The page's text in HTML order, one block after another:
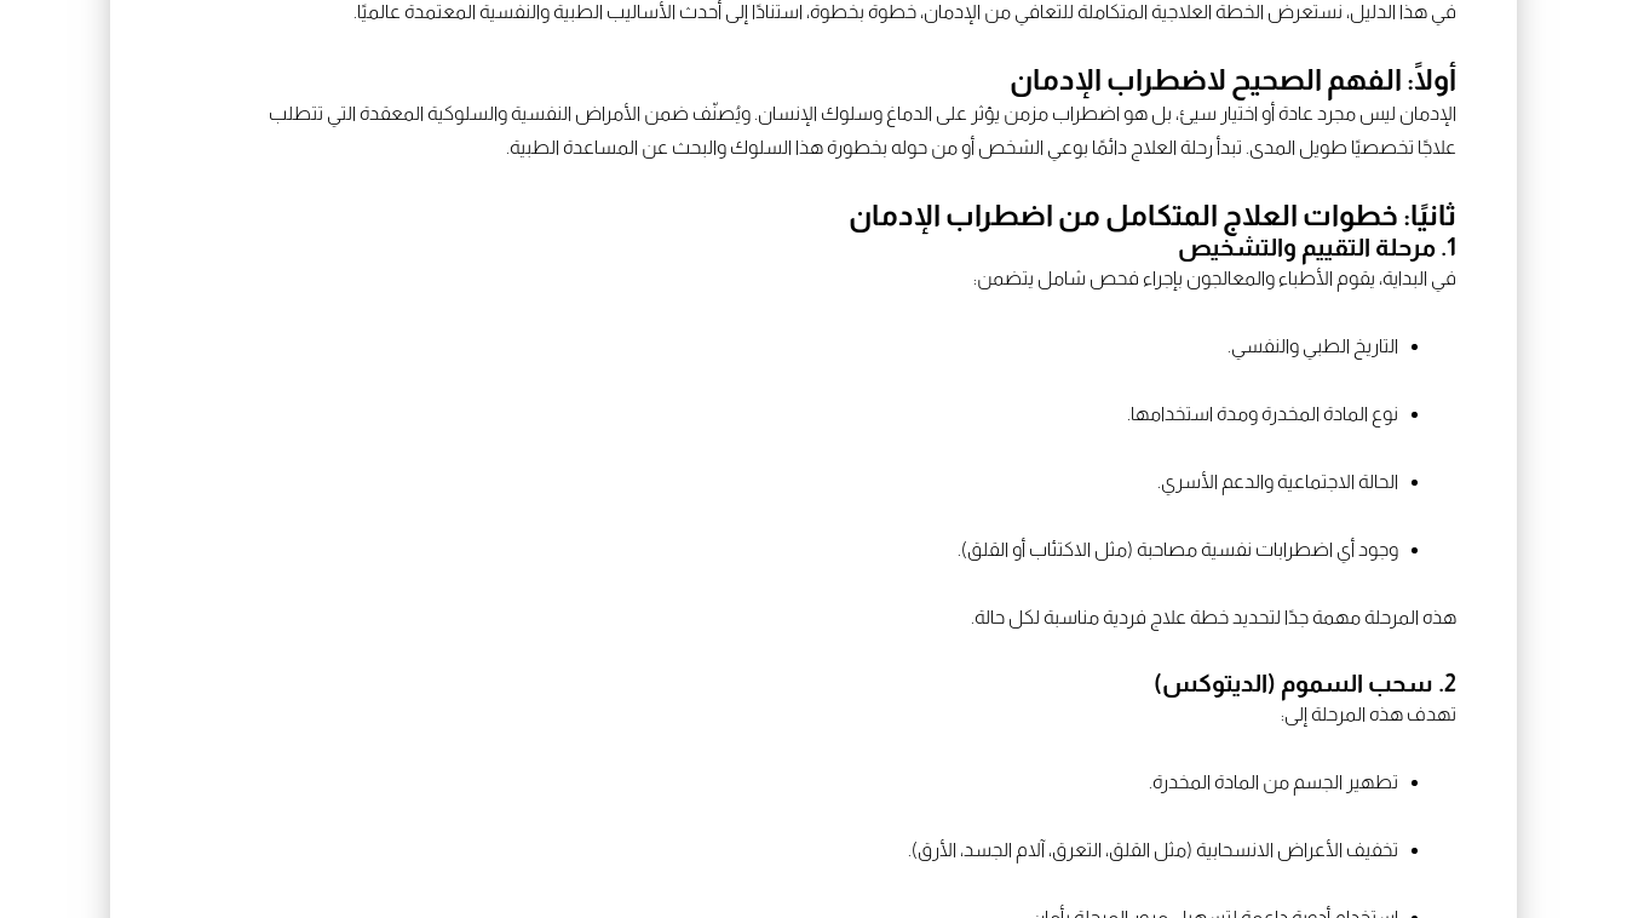
في هذا الدليل، نستعرض الخطة العلاجية المتكاملة للتعافي من الإدمان، خطوة بخطوة، استنادًا إلى أحدث الأساليب الطبية والنفسية المعتمدة عالميًا.
أولًا: الفهم الصحيح لاضطراب الإدمان
الإدمان ليس مجرد عادة أو اختيار سيئ، بل هو اضطراب مزمن يؤثر على الدماغ وسلوك الإنسان. ويُصنّف ضمن الأمراض النفسية والسلوكية المعقدة التي تتطلب
علاجًا تخصصيًا طويل المدى. تبدأ رحلة العلاج دائمًا بوعي الشخص أو من حوله بخطورة هذا السلوك والبحث عن المساعدة الطبية.
ثانيًا: خطوات العلاج المتكامل من اضطراب الإدمان
1. مرحلة التقييم والتشخيص
في البداية، يقوم الأطباء والمعالجون بإجراء فحص شامل يتضمن:
التاريخ الطبي والنفسي.
نوع المادة المخدرة ومدة استخدامها.
الحالة الاجتماعية والدعم الأسري.
وجود أي اضطرابات نفسية مصاحبة (مثل الاكتئاب أو القلق).
هذه المرحلة مهمة جدًا لتحديد خطة علاج فردية مناسبة لكل حالة.
2. سحب السموم (الديتوكس)
تهدف هذه المرحلة إلى:
تطهير الجسم من المادة المخدرة.
تخفيف الأعراض الانسحابية (مثل القلق، التعرق، آلام الجسد، الأرق).